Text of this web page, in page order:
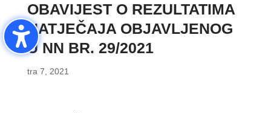
OBAVIJEST O REZULTATIMA
NATJEČAJA OBJAVLJENOG
U NN BR. 29/2021
tra 7, 2021